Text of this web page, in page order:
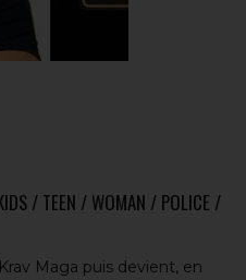
/ TEEN / WOMAN / POLICE /
Maga puis devient, en